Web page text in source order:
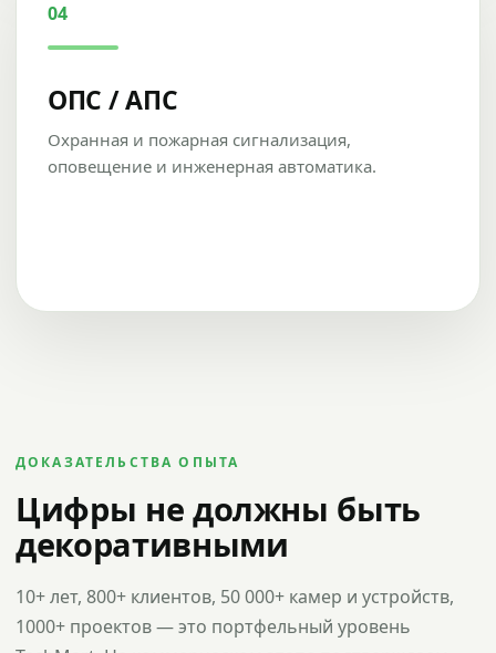
04
ОПС / АПС
Охранная и пожарная сигнализация,
оповещение и инженерная автоматика.
ДОКАЗАТЕЛЬСТВА ОПЫТА
Цифры не должны быть
декоративными
10+ лет, 800+ клиентов, 50 000+ камер и устройств,
1000+ проектов — это портфельный уровень